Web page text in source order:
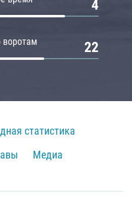
4
воротам 22
статистика
Медиа